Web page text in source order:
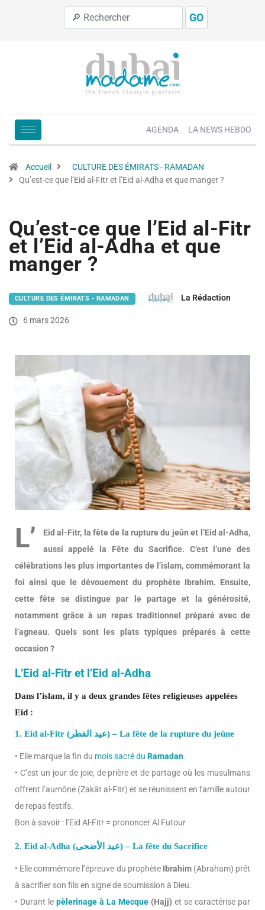
GO
AGENDA LA NEWS HEBDO
Accueil
CULTURE DES ÉMIRATS - RAMADAN
Qu’est-ce que l’Eid al-Fitr et l’Eid al-Adha et que manger ?
Qu’est-ce que l’Eid al-Fitr
et l’Eid al-Adha et que
manger ?
CULTURE DES ÉMIRATS - RAMADAN La Rédaction
6 mars 2026
L’
Eid al-Fitr, la fête de la rupture du jeûn et l’Eid al-Adha,
aussi appelé la Fête du Sacrifice. C’est l’une des
célébrations les plus importantes de l’islam, commémorant la
foi ainsi que le dévouement du prophète Ibrahim. Ensuite,
cette fête se distingue par le partage et la générosité,
notamment grâce à un repas traditionnel préparé avec de
l’agneau. Quels sont les plats typiques préparés à cette
occasion ?
L’Eid al-Fitr et l’Eid al-Adha
Dans l’islam, il y a deux grandes fêtes religieuses appelées
Eid :
1. Eid al-Fitr (عيد الفطر) – La fête de la rupture du jeûne
• Elle marque la fin du mois sacré du Ramadan.
• C’est un jour de joie, de prière et de partage où les musulmans
offrent l’aumône (Zakât al-Fitr) et se réunissent en famille autour
de repas festifs.
Bon à savoir : l’Eid Al-Fitr = prononcer Al Futour
2. Eid al-Adha (عيد الأضحى) – La fête du Sacrifice
• Elle commémore l’épreuve du prophète Ibrahim(Abraham) prêt
à sacrifier son fils en signe de soumission à Dieu.
• Durant le pèlerinage à La Mecque (Hajj) et se caractérise par